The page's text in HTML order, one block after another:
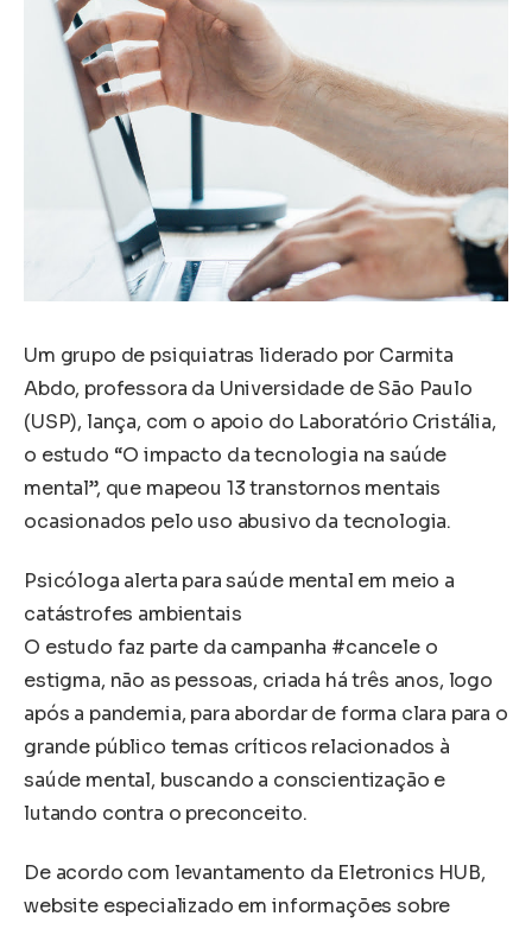
Um grupo de psiquiatras liderado por Carmita
Abdo, professora da Universidade de São Paulo
(USP), lança, com o apoio do Laboratório Cristália,
o estudo “O impacto da tecnologia na saúde
mental”, que mapeou 13 transtornos mentais
ocasionados pelo uso abusivo da tecnologia.
Psicóloga alerta para saúde mental em meio a
catástrofes ambientais
O estudo faz parte da campanha #cancele o
estigma, não as pessoas, criada há três anos, logo
após a pandemia, para abordar de forma clara para o
grande público temas críticos relacionados à
saúde mental, buscando a conscientização e
lutando contra o preconceito.
De acordo com levantamento da Eletronics HUB,
website especializado em informações sobre